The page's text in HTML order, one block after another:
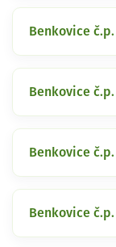
Benkovice č.p.
Benkovice č.p.
Benkovice č.p.
Benkovice č.p.